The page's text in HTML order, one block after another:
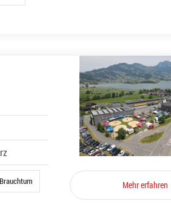
Brauchtum Mehr erfahren